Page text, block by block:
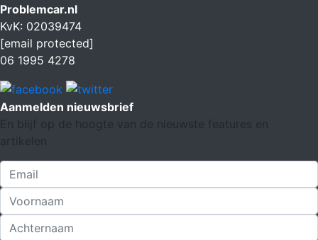
Problemcar.nl
KvK: 02039474
[email protected]
06 1995 4278
Aanmelden nieuwsbrief
En blijf op de hoogte van de nieuwste features en
artikelen